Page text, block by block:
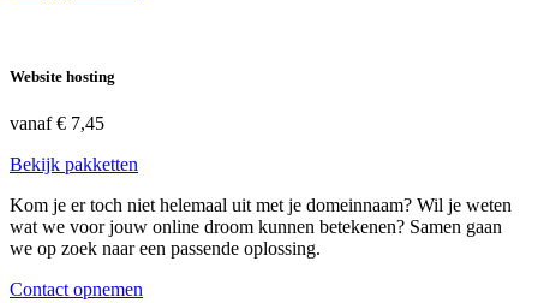
Website hosting
vanaf€ 7,45
Bekijk pakketten
Kom je er toch niet helemaal uit met je domeinnaam? Wil je weten
wat we voor jouw online droom kunnen betekenen? Samen gaan
we op zoek naar een passende oplossing.
Contact opnemen